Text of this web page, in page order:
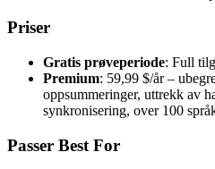
Priser
Gratis prøveperiode: Full
Premium: 59,99 $/år –
oppsummeringer, uttrekk av
synkronisering, over 100
Passer Best For